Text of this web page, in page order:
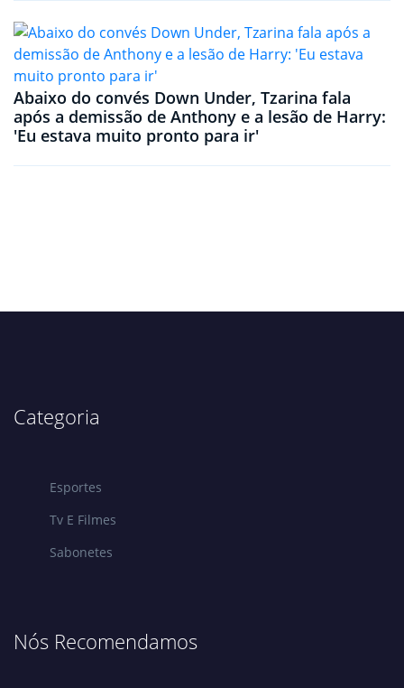
Abaixo do convés Down Under, Tzarina fala
após a demissão de Anthony e a lesão de Harry:
'Eu estava muito pronto para ir'
Categoria
Esportes
Tv E Filmes
Sabonetes
Nós Recomendamos